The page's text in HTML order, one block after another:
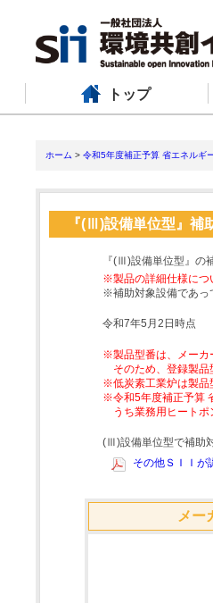
トップ
ホーム > 令和5年度補正予算 省エネルギ
『(Ⅲ)設備単位型』補
『(Ⅲ)設備単位型』の
※製品の詳細仕様につ
※補助対象設備であっ
令和7年5月2日時点
※製品型番は、メーカ
そのため、登録製
※低炭素工業炉は製品
※令和5年度補正予算
うち業務用ヒート
(Ⅲ)設備単位型で補助
その他ＳＩＩが
メー